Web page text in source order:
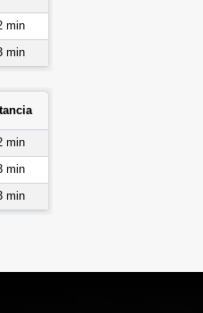
min
min
min
min
min